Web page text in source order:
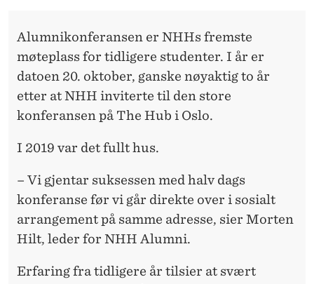
Alumnikonferansen er NHHs fremste
møteplass for tidligere studenter. I år er
datoen 20. oktober, ganske nøyaktig to år
etter at NHH inviterte til den store
konferansen på The Hub i Oslo.
I 2019 var det fullt hus.
– Vi gjentar suksessen med halv dags
konferanse før vi går direkte over i sosialt
arrangement på samme adresse, sier Morten
Hilt, leder for NHH Alumni.
Erfaring fra tidligere år tilsier at svært